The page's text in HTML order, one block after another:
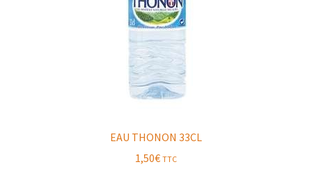
EAU THONON 33CL
1,50€ TTC